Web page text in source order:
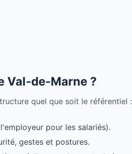
Val-de-Marne ?
quel que soit le référentiel :
pour les salariés).
gestes et postures.